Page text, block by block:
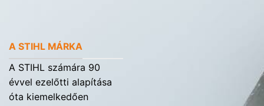
A STIHL MÁRKA
A STIHL számára 90
évvel ezelőtti alapítása
óta kiemelkedően